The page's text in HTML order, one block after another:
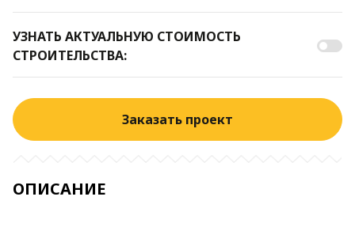
УЗНАТЬ АКТУАЛЬНУЮ СТОИМОСТЬ
СТРОИТЕЛЬСТВА:
Заказать проект
ОПИСАНИЕ